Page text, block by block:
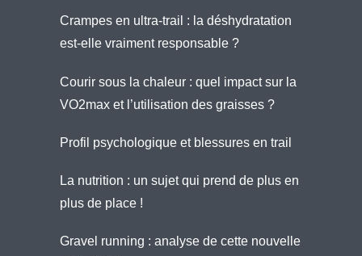
Crampes en ultra-trail : la déshydratation
est-elle vraiment responsable ?
Courir sous la chaleur : quel impact sur la
VO2max et l’utilisation des graisses ?
Profil psychologique et blessures en trail
La nutrition : un sujet qui prend de plus en
plus de place !
Gravel running : analyse de cette nouvelle